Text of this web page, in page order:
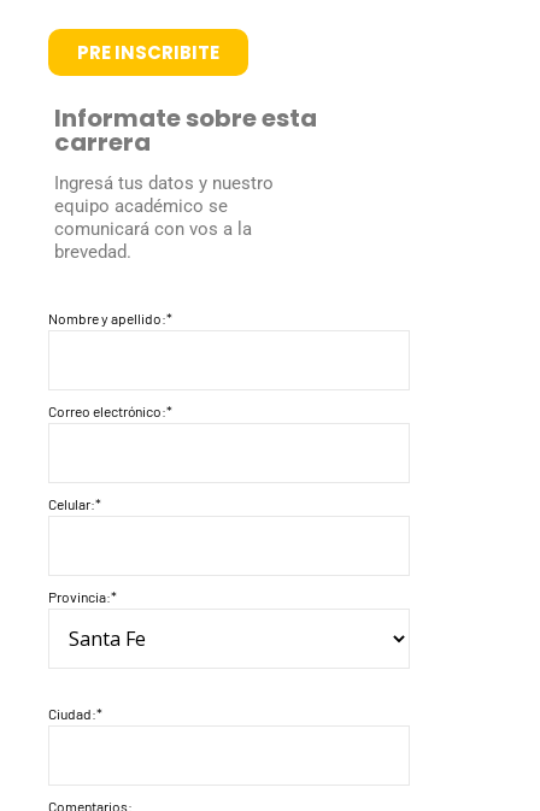
PRE INSCRIBITE
Informate sobre esta
carrera
Ingresá tus datos y nuestro
equipo académico se
comunicará con vos a la
brevedad.
Nombre y apellido:*
Correo electrónico:*
Celular:*
Provincia:*
Ciudad:*
Comentarios: